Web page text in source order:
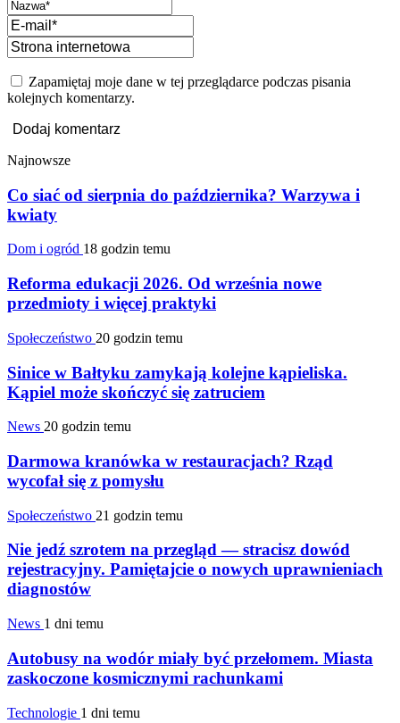
Zapamiętaj moje dane w tej przeglądarce podczas pisania
kolejnych komentarzy.
Najnowsze
Co siać od sierpnia do października? Warzywa i
kwiaty
Dom i ogród 18 godzin temu
Reforma edukacji 2026. Od września nowe
przedmioty i więcej praktyki
Społeczeństwo 20 godzin temu
Sinice w Bałtyku zamykają kolejne kąpieliska.
Kąpiel może skończyć się zatruciem
News 20 godzin temu
Darmowa kranówka w restauracjach? Rząd
wycofał się z pomysłu
Społeczeństwo 21 godzin temu
Nie jedź szrotem na przegląd — stracisz dowód
rejestracyjny. Pamiętajcie o nowych uprawnieniach
diagnostów
News 1 dni temu
Autobusy na wodór miały być przełomem. Miasta
zaskoczone kosmicznymi rachunkami
Technologie 1 dni temu